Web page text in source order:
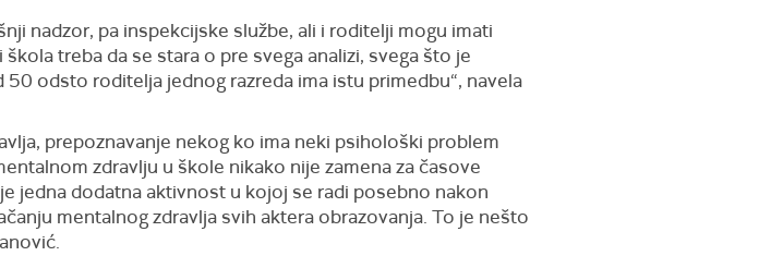
nadzor, pa inspekcijske službe, ali i roditelji mogu imati
treba da se stara o pre svega analizi, svega što je
50 odsto roditelja jednog razreda ima istu primedbu“, navela
prepoznavanje nekog ko ima neki psihološki problem
zdravlju u škole nikako nije zamena za časove
jedna dodatna aktivnost u kojoj se radi posebno nakon
mentalnog zdravlja svih aktera obrazovanja. To je nešto